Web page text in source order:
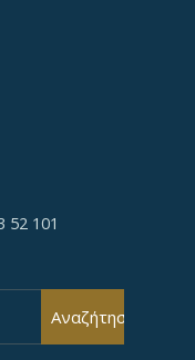
52 101
Αναζήτηση